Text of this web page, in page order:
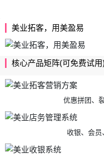
美业拓客，用美盈易
核心产品矩阵(可免费试
优惠拼团、
收银、会